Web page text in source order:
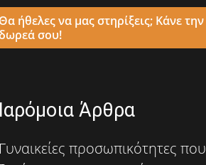
ήθελες να μας στηρίξεις; Κάνε την
σου!
Άρθρα
προσωπικότητες που